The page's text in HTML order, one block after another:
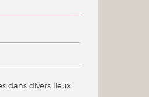
dans divers lieux